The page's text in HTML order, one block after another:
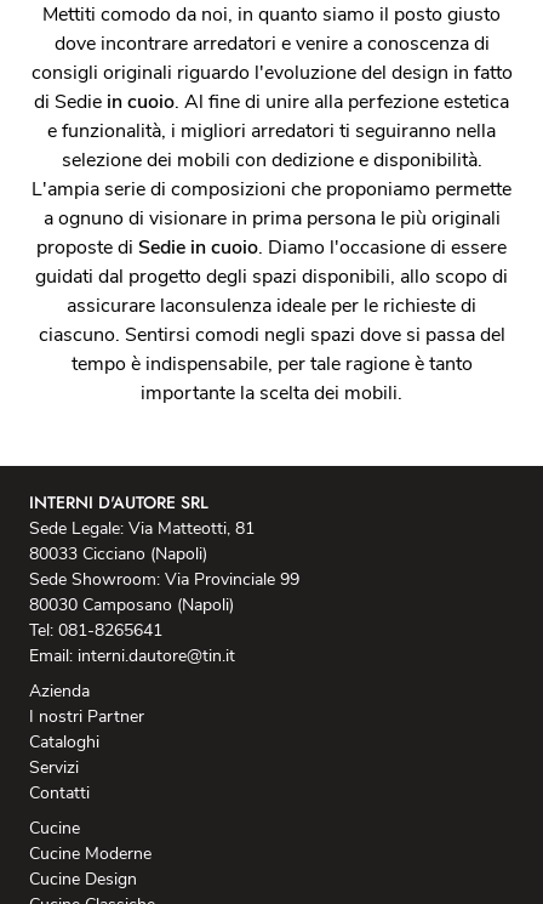
Mettiti comodo da noi, in quanto siamo il posto giusto
dove incontrare arredatori e venire a conoscenza di
consigli originali riguardo l'evoluzione del design in fatto
di Sedie in cuoio. Al fine di unire alla perfezione estetica
e funzionalità, i migliori arredatori ti seguiranno nella
selezione dei mobili con dedizione e disponibilità.
L'ampia serie di composizioni che proponiamo permette
a ognuno di visionare in prima persona le più originali
proposte di Sedie in cuoio. Diamo l'occasione di essere
guidati dal progetto degli spazi disponibili, allo scopo di
assicurare laconsulenza ideale per le richieste di
ciascuno. Sentirsi comodi negli spazi dove si passa del
tempo è indispensabile, per tale ragione è tanto
importante la scelta dei mobili.
INTERNI D'AUTORE SRL
Sede Legale: Via Matteotti, 81
80033 Cicciano (Napoli)
Sede Showroom: Via Provinciale 99
80030 Camposano (Napoli)
Tel: 081-8265641
Email: interni.dautore@tin.it
Azienda
I nostri Partner
Cataloghi
Servizi
Contatti
Cucine
Cucine Moderne
Cucine Design